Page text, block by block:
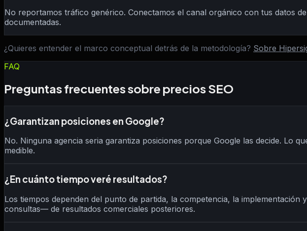
No reportamos tráfico genérico. Conectamos el canal orgánico con tus datos
documentadas.
¿Quieres entender el marco conceptual detrás de la metodología? Sobre
FAQ
Preguntas frecuentes sobre precios SEO
¿Garantizan posiciones en Google?
No. Ninguna agencia seria garantiza posiciones porque Google las decide. Lo
medible.
¿En cuánto tiempo veré resultados?
Los tiempos dependen del punto de partida, la competencia, la
consultas— de resultados comerciales posteriores.